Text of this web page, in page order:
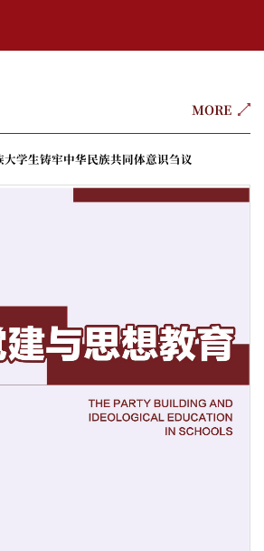
并讲话，东北师范大学马克思主义学部专职辅导员宋冰
MORE
学生铸牢中华民族共同体意识刍议